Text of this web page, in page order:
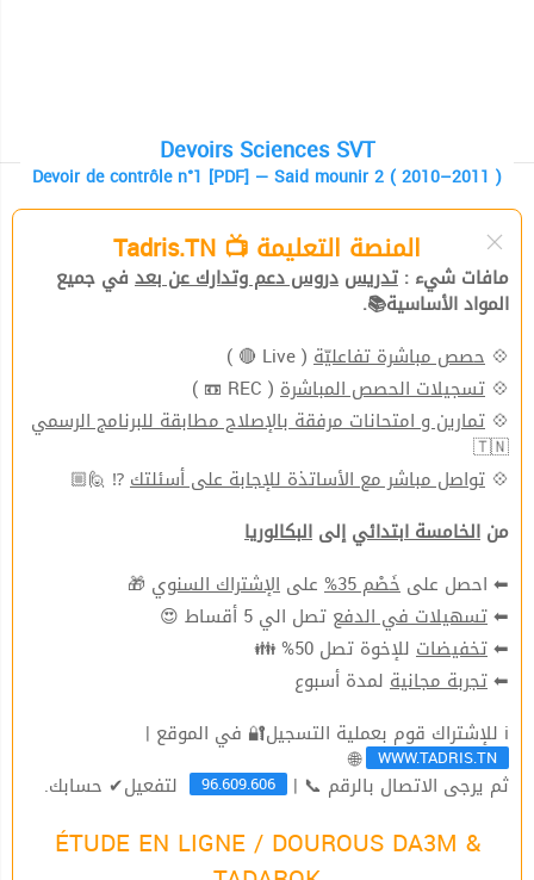
Devoirs Sciences SVT
Devoir de contrôle n°1 [PDF] — Said mounir 2 ( 2010–2011 )
المنصة التعليمة 📺 Tadris.TN
مافات شيء : تدريس دروس دعم وتدارك عن بعد في جميع
المواد الأساسية📚.
💠 حصص مباشرة تفاعليّة ( Live 🔴 )
💠 تسجيلات الحصص المباشرة ( REC 📼 )
💠 تمارين و امتحانات مرفقة بالإصلاح مطابقة للبرنامج الرسمي
🇹🇳
💠 تواصل مباشر مع الأساتذة للإجابة على أسئلتك⁉ 🙋🏼
من الخامسة ابتدائي إلى البكالوريا
⬅ احصل على خَصْم 35% على الإشتراك السنوي 🎁
⬅تسهيلات في الدفع تصل الي 5 أقساط 😍
⬅تخفيضات للإخوة تصل 50% 👪
⬅تجربة مجانية لمدة أسبوع
ℹ للإشتراك قوم بعملية التسجيل🔐 في الموقع |
WWW.TADRIS.TN
🌐
ثم يرجى الاتصال بالرقم 📞 | 96.609.606 لتفعيل✔ حسابك.
ÉTUDE EN LIGNE / DOUROUS DA3M &